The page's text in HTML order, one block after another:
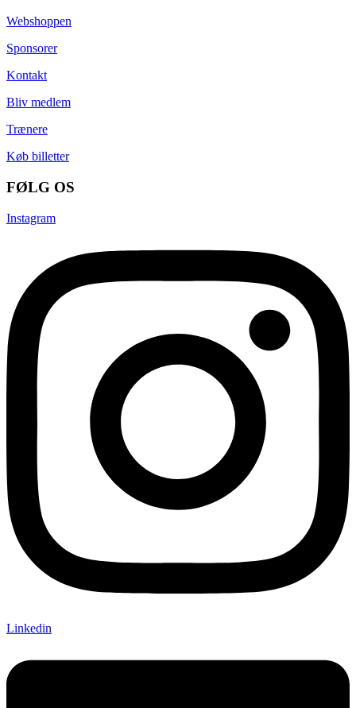
Webshoppen
Sponsorer
Kontakt
Bliv medlem
Trænere
Køb billetter
FØLG OS
Instagram
Linkedin